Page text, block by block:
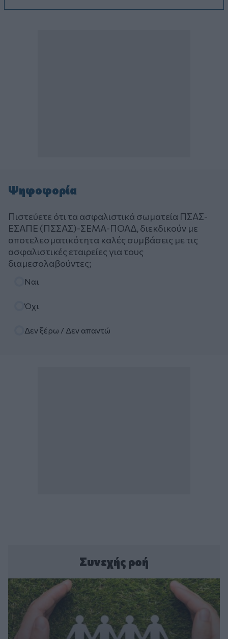
Ψηφοφορία
Πιστεύετε ότι τα ασφαλιστικά σωματεία ΠΣΑΣ-
ΕΣΑΠΕ (ΠΣΣΑΣ)-ΣΕΜΑ-ΠΟΑΔ, διεκδικούν με
αποτελεσματικότητα καλές συμβάσεις με τις
ασφαλιστικές εταιρείες για τους
διαμεσολαβούντες;
Ναι
Όχι
Δεν ξέρω / Δεν απαντώ
Συνεχής ροή